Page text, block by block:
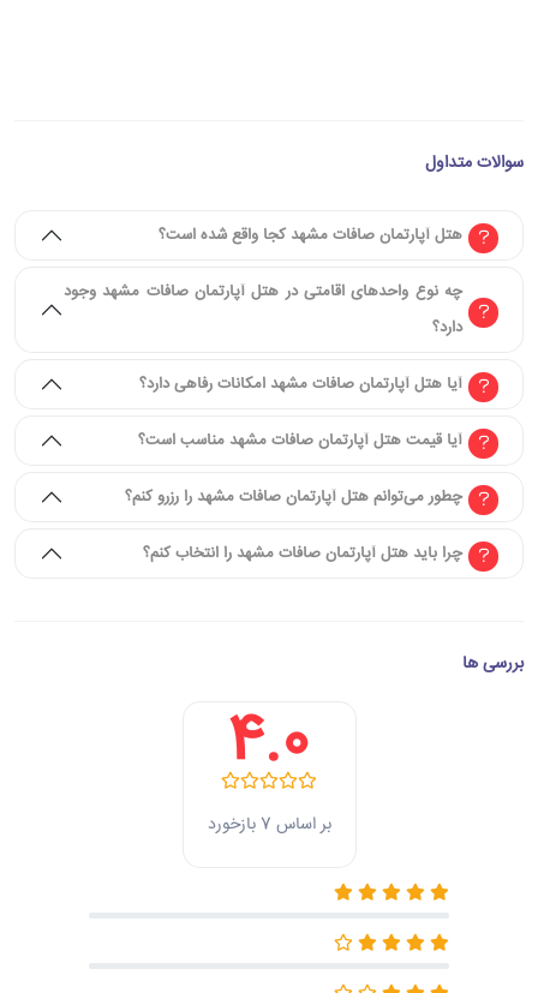
سوالات متداول
هتل آپارتمان صافات مشهد کجا واقع شده است؟
چه نوع واحدهای اقامتی در هتل آپارتمان صافات مشهد وجود
دارد؟
آیا هتل آپارتمان صافات مشهد امکانات رفاهی دارد؟
آیا قیمت هتل آپارتمان صافات مشهد مناسب است؟
چطور می‌توانم هتل آپارتمان صافات مشهد را رزرو کنم؟
چرا باید هتل آپارتمان صافات مشهد را انتخاب کنم؟
بررسی ها
4.0
بر اساس 7 بازخورد